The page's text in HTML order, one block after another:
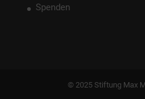
Spenden
© 2025 Stiftung Max